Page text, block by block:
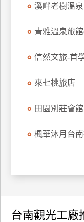
飯
作
溪畔老樹溫
青雅溫泉旅
信然文旅-首
來七桃旅店
田園別莊會館
楓華沐月台
台南觀光工廠